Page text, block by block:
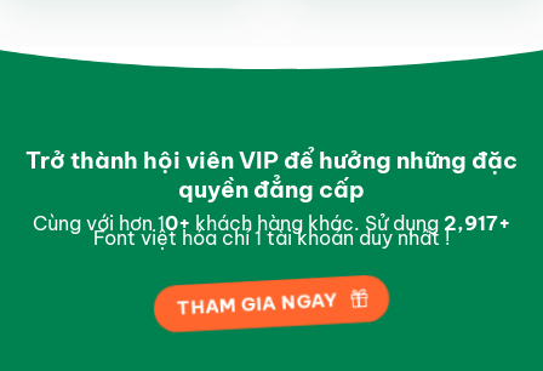
Trở thành hội viên VIP để hưởng những đặc
quyền đẳng cấp
Cùng với hơn 10+khách hàng khác. Sử dụng 2,995+
Font việt hóa chỉ 1 tài khoản duy nhất !
THAM GIA NGAY